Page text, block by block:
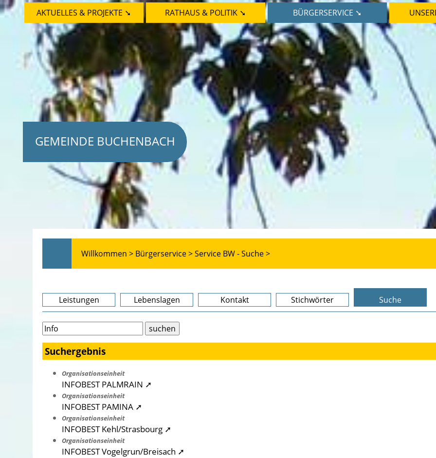
GEMEINDE BUCHENBACH
AKTUELLES & PROJEKTE ➘ RATHAUS & POLITIK ➘ BÜRGERSERVICE ➘
Willkommen > Bürgerservice >Service BW - Suche >
Leistungen Lebenslagen Kontakt Stichwörter Suche
Suchergebnis
Organisationseinheit
INFOBEST PALMRAIN ➚
Organisationseinheit
INFOBEST PAMINA ➚
Organisationseinheit
INFOBEST Kehl/Strasbourg ➚
Organisationseinheit
INFOBEST Vogelgrun/Breisach ➚